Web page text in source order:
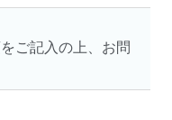
ご記入の上、お問